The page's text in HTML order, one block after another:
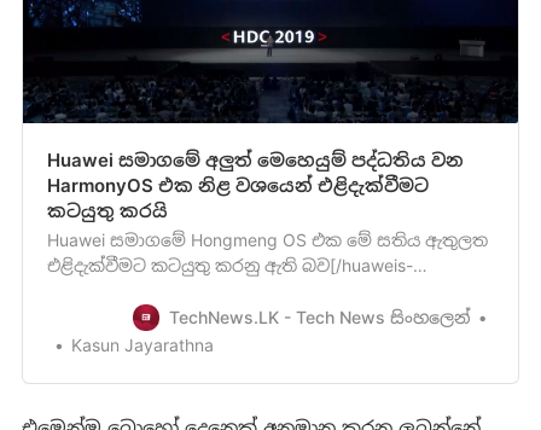
Huawei සමාගමේ අලුත් මෙහෙයුම් පද්ධතිය වන
HarmonyOS එක නිළ වශයෙන් එළිදැක්වීමට
කටයුතු කරයි
Huawei සමාගමේ Hongmeng OS එක මේ සති‍ය ඇතුලත
එළිදැක්වීමට කටයුතු කරනු ඇති බව[/huaweis-
අගෝස්තු මස 5 වැනි දිනඅපි ඔබව දැනුවත් කළා මතක
ඇති. ඔන්න දැන් Android මෙහෙයුම් පද්ධතිය වෙනුවට
TechNews.LK - Tech News සිංහලෙන්
Kasun Jayarathna